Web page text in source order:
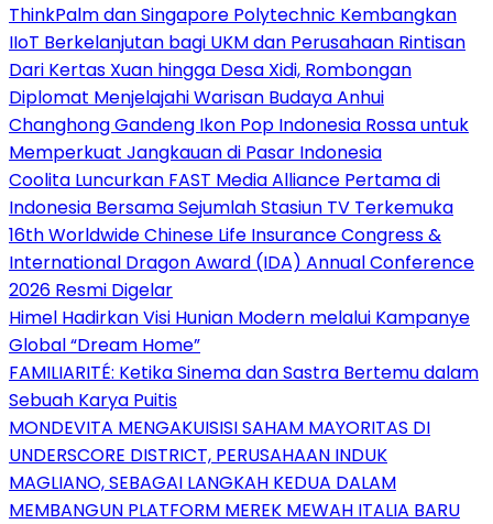
ThinkPalm dan Singapore Polytechnic Kembangkan
IIoT Berkelanjutan bagi UKM dan Perusahaan Rintisan
Dari Kertas Xuan hingga Desa Xidi, Rombongan
Diplomat Menjelajahi Warisan Budaya Anhui
Changhong Gandeng Ikon Pop Indonesia Rossa untuk
Memperkuat Jangkauan di Pasar Indonesia
Coolita Luncurkan FAST Media Alliance Pertama di
Indonesia Bersama Sejumlah Stasiun TV Terkemuka
16th Worldwide Chinese Life Insurance Congress &
International Dragon Award (IDA) Annual Conference
2026 Resmi Digelar
Himel Hadirkan Visi Hunian Modern melalui Kampanye
Global “Dream Home”
FAMILIARITÉ: Ketika Sinema dan Sastra Bertemu dalam
Sebuah Karya Puitis
MONDEVITA MENGAKUISISI SAHAM MAYORITAS DI
UNDERSCORE DISTRICT, PERUSAHAAN INDUK
MAGLIANO, SEBAGAI LANGKAH KEDUA DALAM
MEMBANGUN PLATFORM MEREK MEWAH ITALIA BARU